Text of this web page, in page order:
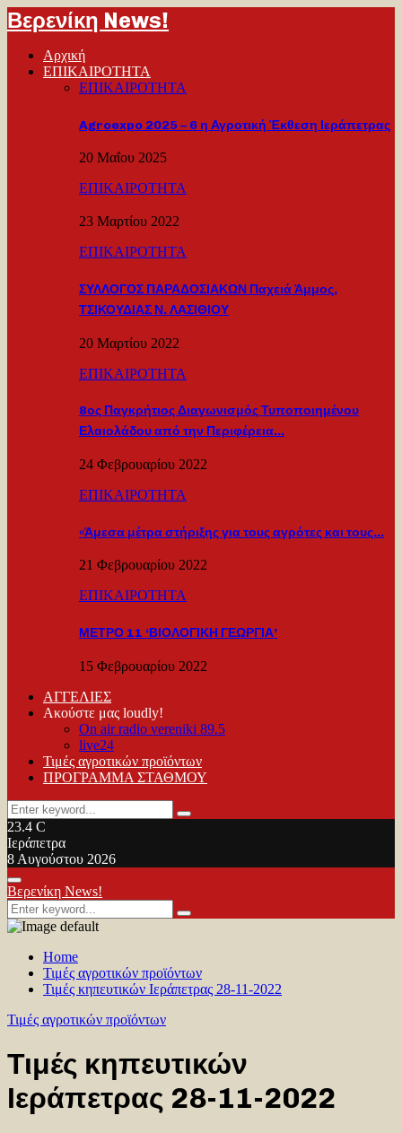
Βερενίκη News!
Αρχική
ΕΠΙΚΑΙΡΟΤΗΤΑ
ΕΠΙΚΑΙΡΟΤΗΤΑ
Agroexpo 2025 – 6 η Αγροτική Έκθεση Ιεράπετρας
20 Μαΐου 2025
ΕΠΙΚΑΙΡΟΤΗΤΑ
23 Μαρτίου 2022
ΕΠΙΚΑΙΡΟΤΗΤΑ
ΣΥΛΛΟΓΟΣ ΠΑΡΑΔΟΣΙΑΚΩΝ Παχειά Άμμος,
ΤΣΙΚΟΥΔΙΑΣ Ν. ΛΑΣΙΘΙΟΥ
20 Μαρτίου 2022
ΕΠΙΚΑΙΡΟΤΗΤΑ
8ος Παγκρήτιος Διαγωνισμός Τυποποιημένου
Ελαιολάδου από την Περιφέρεια…
24 Φεβρουαρίου 2022
ΕΠΙΚΑΙΡΟΤΗΤΑ
«Άμεσα μέτρα στήριξης για τους αγρότες και τους…
21 Φεβρουαρίου 2022
ΕΠΙΚΑΙΡΟΤΗΤΑ
ΜΕΤΡΟ 11 ‘ΒΙΟΛΟΓΙΚΗ ΓΕΩΡΓΙΑ’
15 Φεβρουαρίου 2022
ΑΓΓΕΛΙΕΣ
Ακούστε μας loudly!
On air radio vereniki 89.5
live24
Τιμές αγροτικών προϊόντων
ΠΡΟΓΡΑΜΜΑ ΣΤΑΘΜΟΥ
Search
for:
Search
23.4 C
Ιεράπετρα
8 Αυγούστου 2026
Facebook
Twitter
Youtube
Primary
Menu
Βερενίκη News!
Search
for:
Search
Home
Τιμές αγροτικών προϊόντων
Τιμές κηπευτικών Ιεράπετρας 28-11-2022
Τιμές αγροτικών προϊόντων
Τιμές κηπευτικών
Ιεράπετρας 28-11-2022